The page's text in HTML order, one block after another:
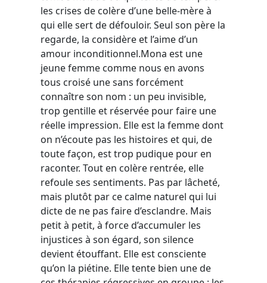
les crises de colère d’une belle-mère à
qui elle sert de défouloir. Seul son père la
regarde, la considère et l’aime d’un
amour inconditionnel.Mona est une
jeune femme comme nous en avons
tous croisé une sans forcément
connaître son nom : un peu invisible,
trop gentille et réservée pour faire une
réelle impression. Elle est la femme dont
on n’écoute pas les histoires et qui, de
toute façon, est trop pudique pour en
raconter. Tout en colère rentrée, elle
refoule ses sentiments. Pas par lâcheté,
mais plutôt par ce calme naturel qui lui
dicte de ne pas faire d’esclandre. Mais
petit à petit, à force d’accumuler les
injustices à son égard, son silence
devient étouffant. Elle est consciente
qu’on la piétine. Elle tente bien une de